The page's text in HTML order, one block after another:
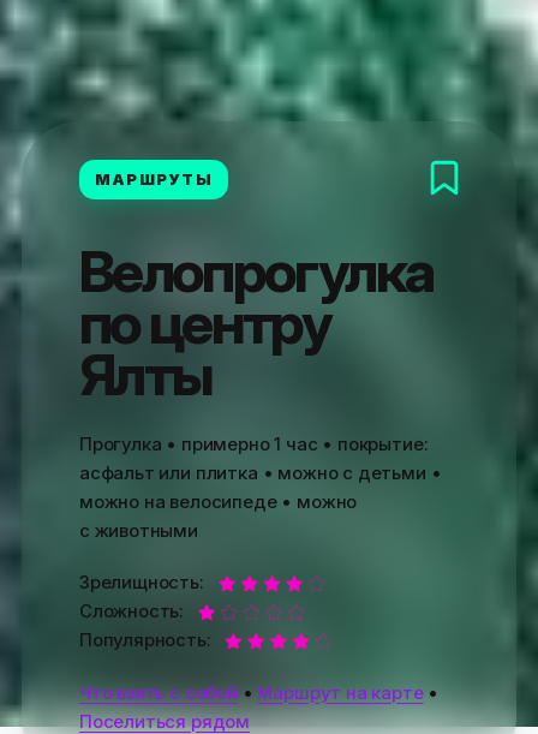
МАРШРУТЫ
Велопрогулка
по центру
Ялты
Прогулка • примерно 1 час • покрытие:
асфальт или плитка • можно с детьми •
можно на велосипеде • можно
с животными
Зрелищность:
Сложность:
Популярность:
Что взять с собой • Маршрут на карте•
Поселиться рядом